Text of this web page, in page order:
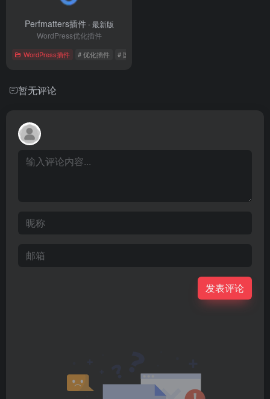
Perfmatters插件- 最新版
WordPress优化插件
WordPress插件 # 优化插件 # 国外插件
暂无评论
发表评论